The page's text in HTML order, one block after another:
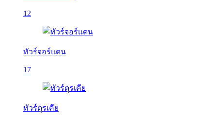
12
ทัวร์จอร์แดน
17
ทัวร์ตุรเคีย